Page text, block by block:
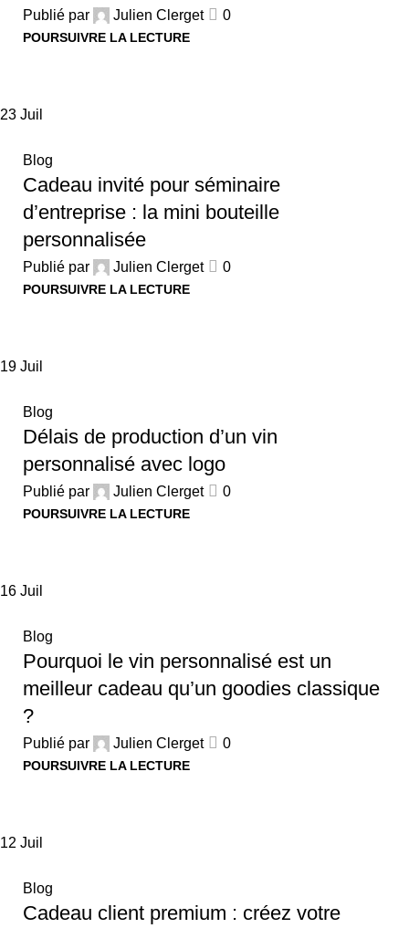
Publié par Julien Clerget 0
POURSUIVRE LA LECTURE
23 Juil
Blog
Cadeau invité pour séminaire
d’entreprise : la mini bouteille
personnalisée
Publié par Julien Clerget 0
POURSUIVRE LA LECTURE
19 Juil
Blog
Délais de production d’un vin
personnalisé avec logo
Publié par Julien Clerget 0
POURSUIVRE LA LECTURE
16 Juil
Blog
Pourquoi le vin personnalisé est un
meilleur cadeau qu’un goodies classique
?
Publié par Julien Clerget 0
POURSUIVRE LA LECTURE
12 Juil
Blog
Cadeau client premium : créez votre